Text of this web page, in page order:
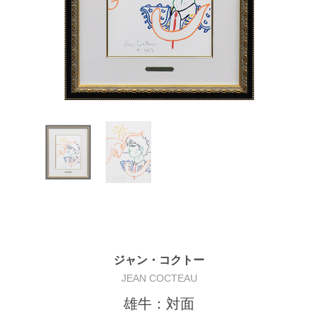
ジャン・コクトー
JEAN COCTEAU
雄牛：対面